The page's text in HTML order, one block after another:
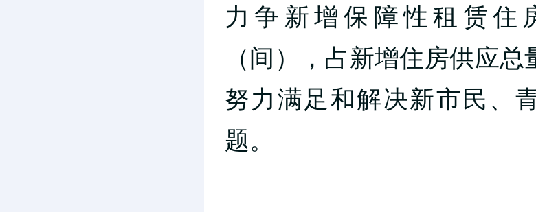
力争新增保障性租赁住
（间），占新增住房供应总
努力满足和解决新市民、
题。